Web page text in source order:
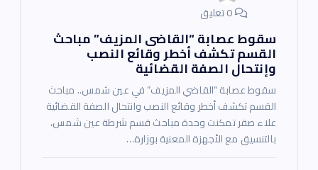
سقوط عصابة “القاضى المزيف” مباحث
القسم تكشف أخطر وقائع النصب
وإنتحال الصفة القضائية
سقوط عصابة “القاضي المزيف” في عين شمس.. مباحث
القسم تكشف أخطر وقائع النصب وانتحال الصفة القضائية
علاء صقر تمكنت وحدة مباحث قسم شرطة عين شمس،
بالتنسيق مع الأجهزة المعنية بوزارة…